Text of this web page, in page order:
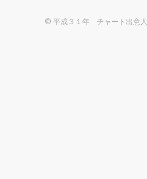
© 平成３１年 チャート出意人